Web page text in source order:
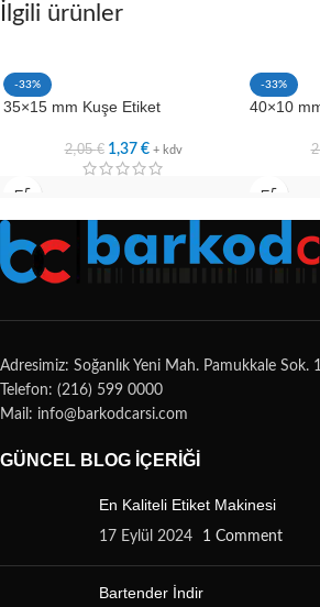
İlgili ürünler
-33%
35×15 mm Kuşe Etiket
2,05€ 1,37 € + kdv
-33%
40×10
Adresimiz: Soğanlık Yeni Mah. Pamukkale
Telefon: (216) 599 0000
Mail: info@barkodcarsi.com
GÜNCEL BLOG İÇERIĞI
En Kaliteli Etiket Makinesi
17 Eylül 2024 1 Comment
Bartender İndir